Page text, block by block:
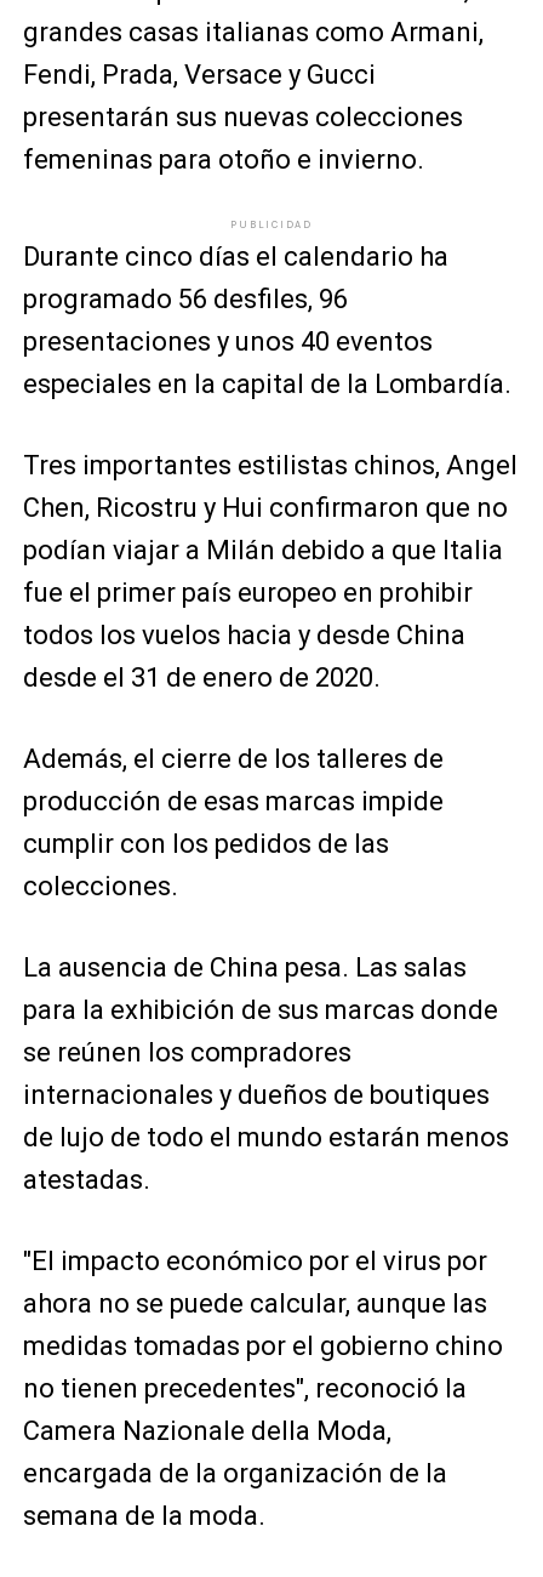
grandes casas italianas como Armani,
Fendi, Prada, Versace y Gucci
presentarán sus nuevas colecciones
femeninas para otoño e invierno.
PUBLICIDAD
Durante cinco días el calendario ha
programado 56 desfiles, 96
presentaciones y unos 40 eventos
especiales en la capital de la Lombardía.
Tres importantes estilistas chinos, Angel
Chen, Ricostru y Hui confirmaron que no
podían viajar a Milán debido a que Italia
fue el primer país europeo en prohibir
todos los vuelos hacia y desde China
desde el 31 de enero de 2020.
Además, el cierre de los talleres de
producción de esas marcas impide
cumplir con los pedidos de las
colecciones.
La ausencia de China pesa. Las salas
para la exhibición de sus marcas donde
se reúnen los compradores
internacionales y dueños de boutiques
de lujo de todo el mundo estarán menos
atestadas.
"El impacto económico por el virus por
ahora no se puede calcular, aunque las
medidas tomadas por el gobierno chino
no tienen precedentes", reconoció la
Camera Nazionale della Moda,
encargada de la organización de la
semana de la moda.